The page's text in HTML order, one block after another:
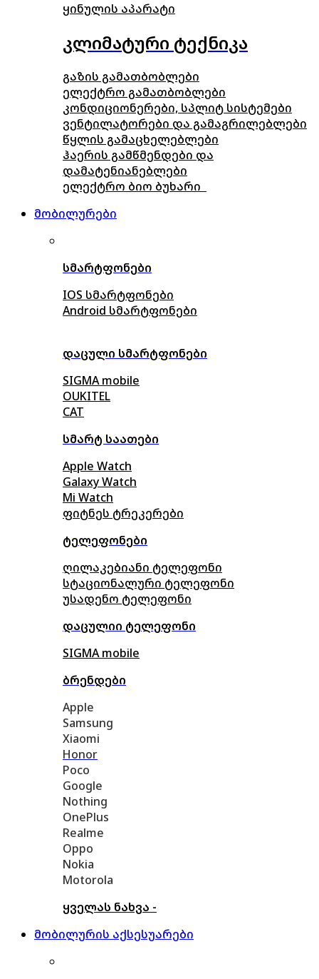
ყინულის აპარატი
კლიმატური ტექნიკა
გაზის გამათბობლები
ელექტრო გამათბობლები
კონდიციონერები, სპლიტ სისტემები
ვენტილატორები და გამაგრილებლები
წყლის გამაცხელებლები
ჰაერის გამწმენდები და
დამატენიანებლები
ელექტრო ბიო ბუხარი
მობილურები
სმარტფონები
IOS სმარტფონები
Android სმარტფონები
დაცული სმარტფონები
SIGMA mobile
OUKITEL
CAT
სმარტ საათები
Apple Watch
Galaxy Watch
Mi Watch
ფიტნეს ტრეკერები
ტელეფონები
ღილაკებიანი ტელეფონი
სტაციონალური ტელეფონი
უსადენო ტელეფონი
დაცულიი ტელეფონი
SIGMA mobile
ბრენდები
Apple
Samsung
Xiaomi
Honor
Poco
Google
Nothing
OnePlus
Realme
Oppo
Nokia
Motorola
ყველას ნახვა -
მობილურის აქსესუარები